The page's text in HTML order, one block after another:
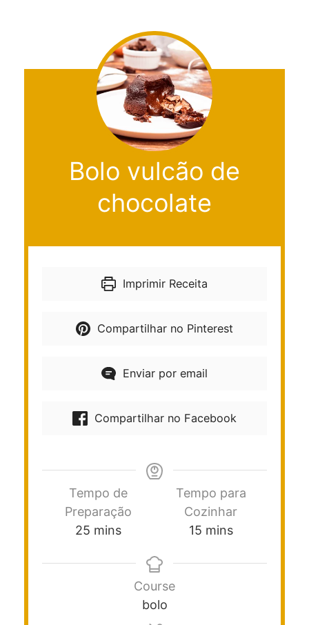
Bolo vulcão de
chocolate
Imprimir Receita
Compartilhar no Pinterest
Enviar por email
Compartilhar no Facebook
Tempo de
Preparação
25 mins
Tempo para
Cozinhar
15 mins
Course
bolo